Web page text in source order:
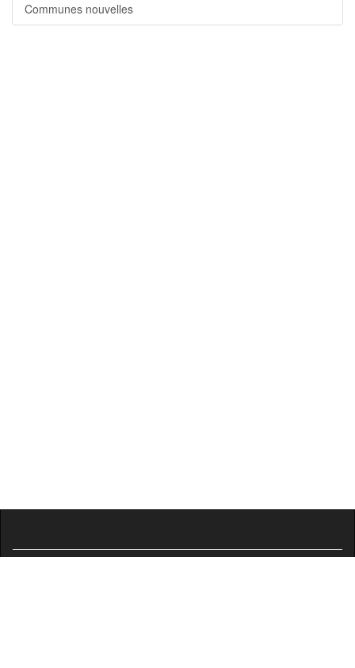
Communes nouvelles